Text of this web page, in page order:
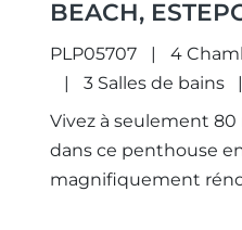
BEACH,
PLP05707
4
3 Salles de bains
Vivez à seulement
dans ce penthouse
magnifiquement